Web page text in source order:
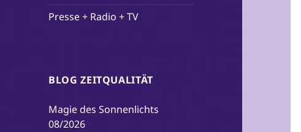
Presse + Radio + TV
BLOG ZEITQUALITÄT
Magie des Sonnenlichts
08/2026